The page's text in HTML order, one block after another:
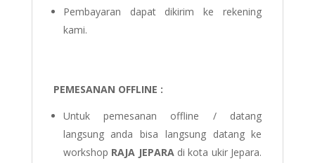
Pembayaran dapat dikirim ke rekening
kami.
PEMESANAN OFFLINE :
Untuk pemesanan offline / datang
langsung anda bisa langsung datang ke
workshop RAJA JEPARAdi kota ukir Jepara.